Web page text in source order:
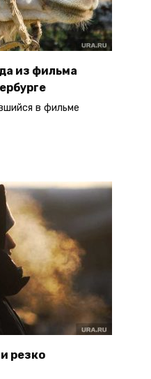
из фильма
в фильме
резко